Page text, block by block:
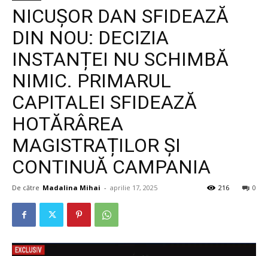
NICUȘOR DAN SFIDEAZĂ
DIN NOU: DECIZIA
INSTANȚEI NU SCHIMBĂ
NIMIC. PRIMARUL
CAPITALEI SFIDEAZĂ
HOTĂRÂREA
MAGISTRAȚILOR ȘI
CONTINUĂ CAMPANIA
De către Madalina Mihai - aprilie 17, 2025 0
216